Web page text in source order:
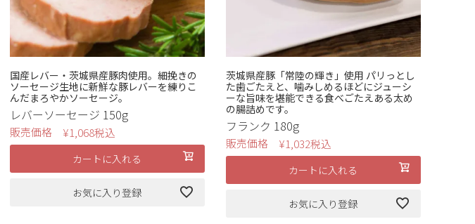
国産レバー・茨城県産豚肉使用。細挽きの
ソーセージ生地に新鮮な豚レバーを練りこ
んだまろやかソーセージ。
レバーソーセージ 150g
販売価格 ¥1,068税込
カートに入れる
お気に入り登録
茨城県産豚「常陸の輝き」使用 パリっとし
た歯ごたえと、噛みしめるほどにジューシ
ーな旨味を堪能できる食べごたえある太め
の腸詰めです。
フランク 180g
販売価格 ¥1,032税込
カートに入れる
お気に入り登録